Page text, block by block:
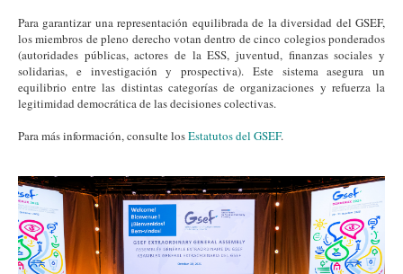
Para garantizar una representación equilibrada de la diversidad del GSEF,
los miembros de pleno derecho votan dentro de cinco colegios ponderados
(autoridades públicas, actores de la ESS, juventud, finanzas sociales y
solidarias, e investigación y prospectiva). Este sistema asegura un
equilibrio entre las distintas categorías de organizaciones y refuerza la
legitimidad democrática de las decisiones colectivas.
Para más información, consulte losEstatutos del GSEF.